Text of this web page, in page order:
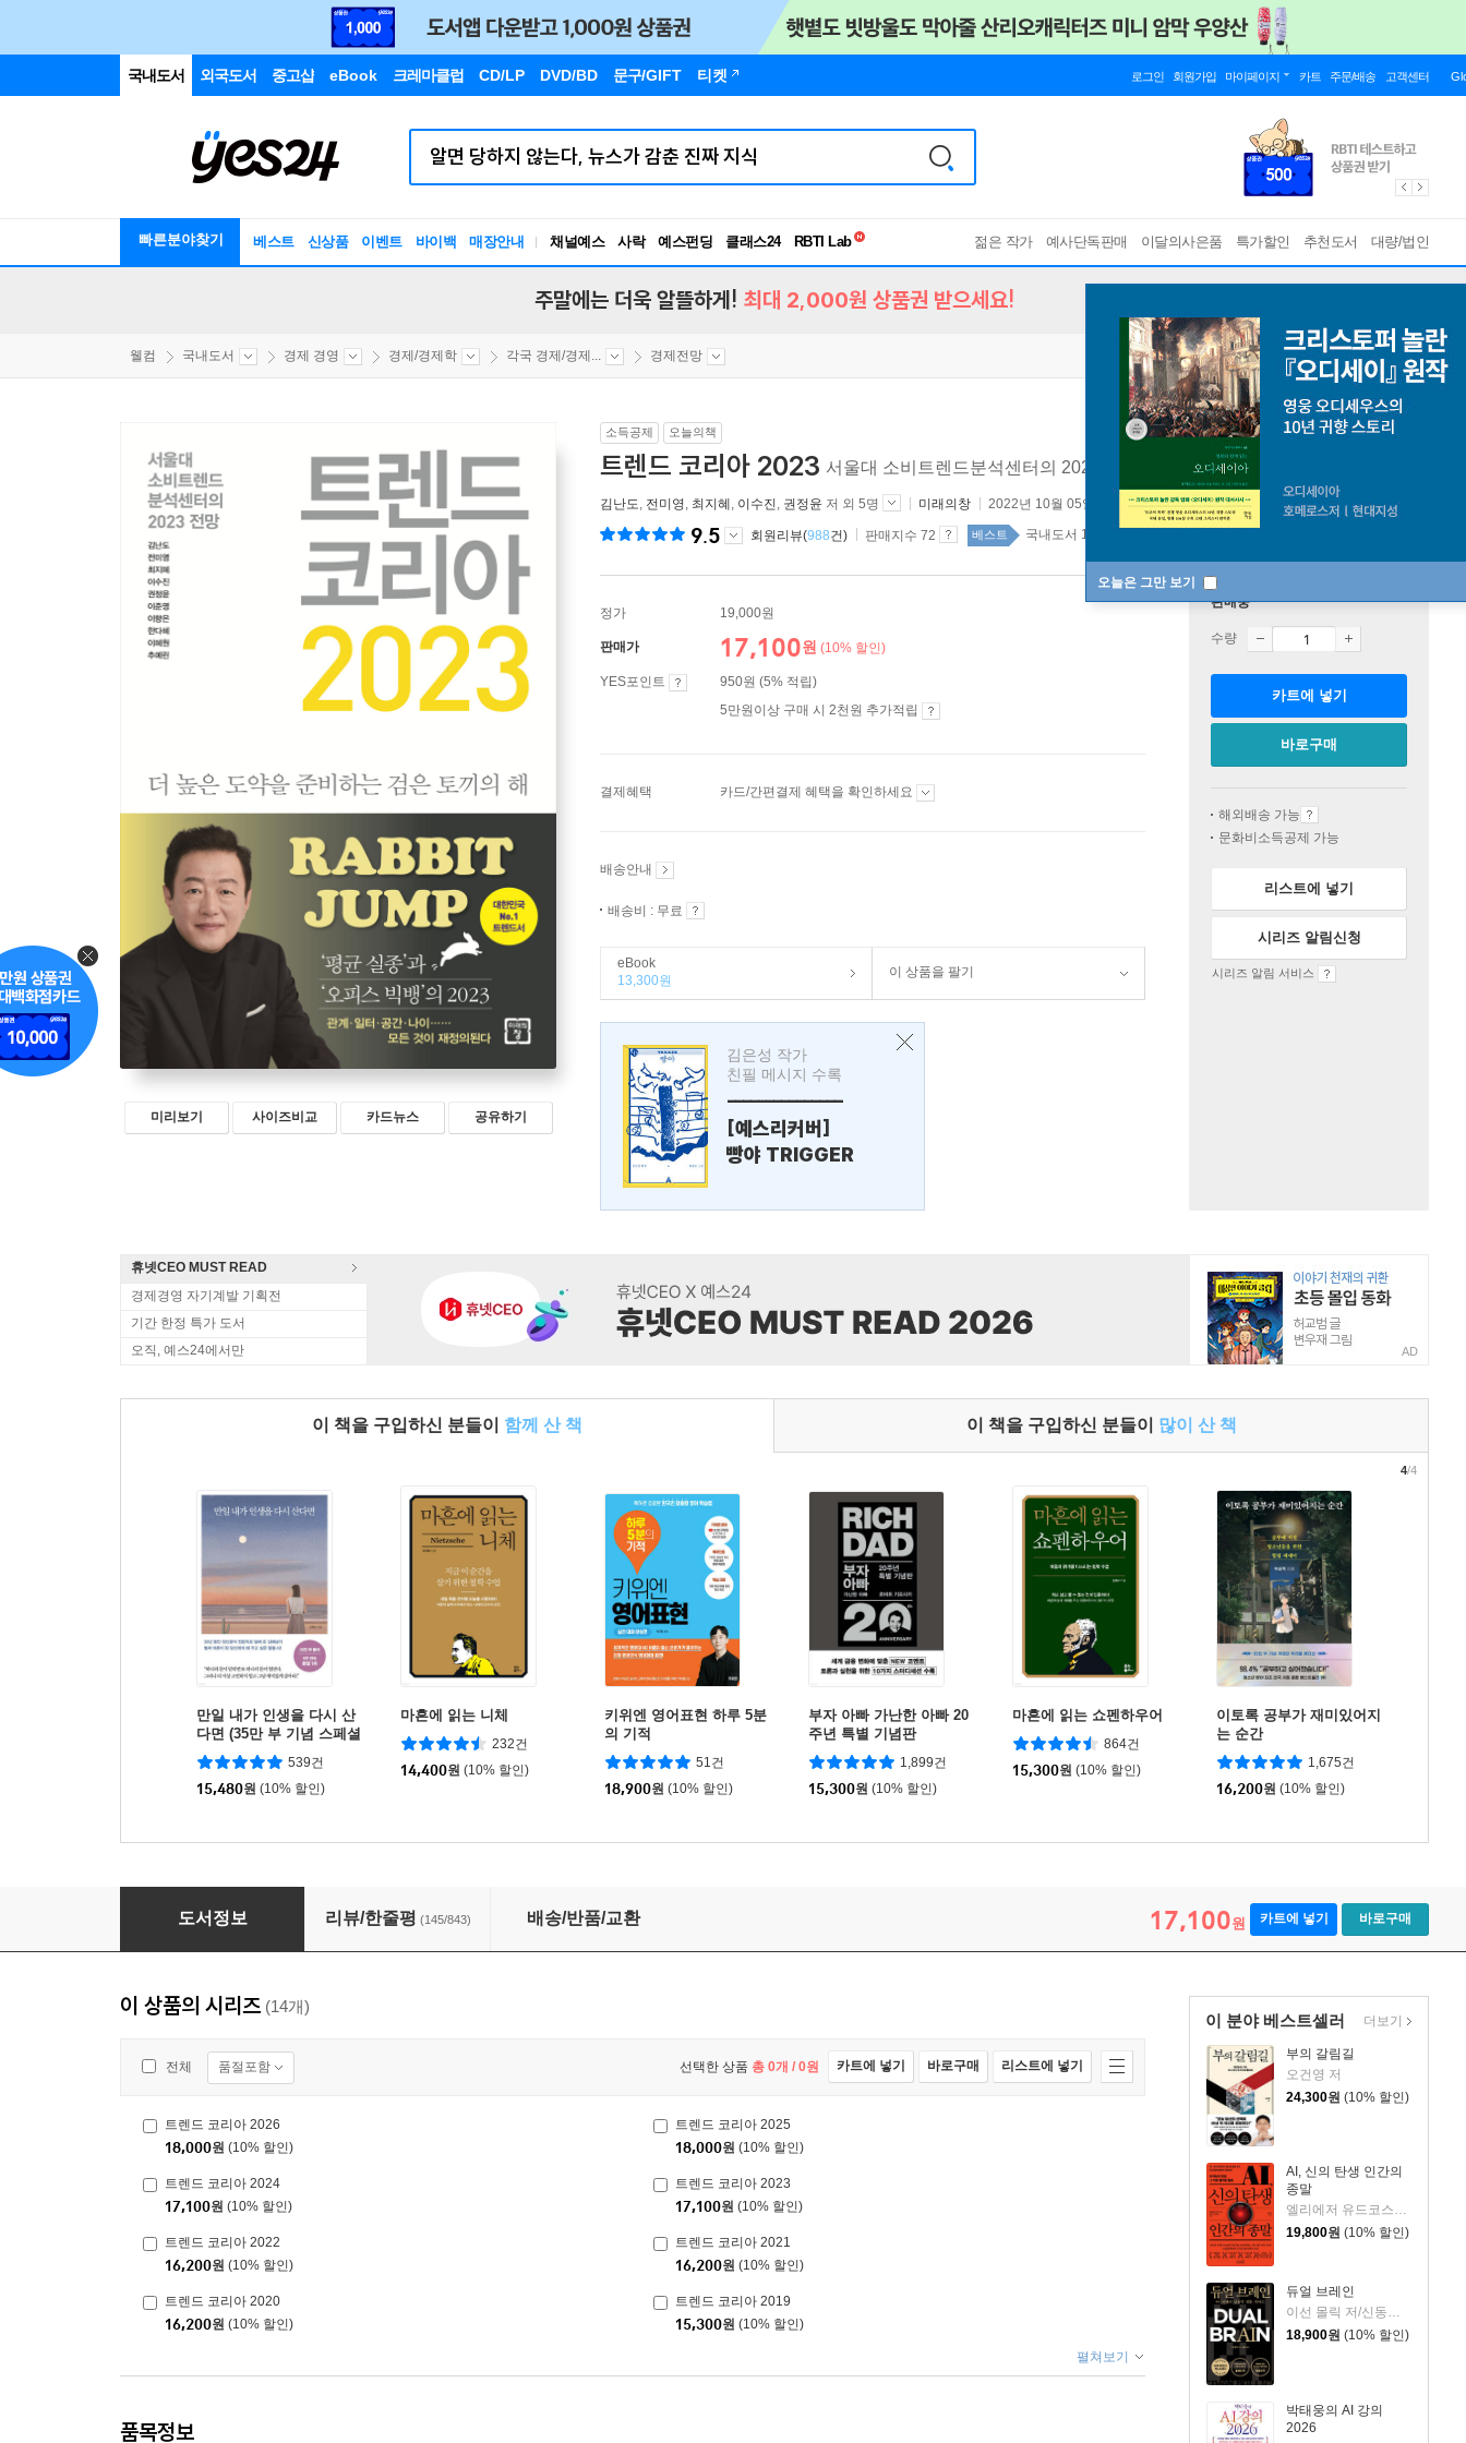
국내도서 외국도서 중고샵 eBook 크레마클럽 CD/LP DVD/BD 문구/GIFT 티켓 로그인 회원가입 마이페이지 카트 주문/배송 고객센터
빠른분야찾기 베스트 신상품 이벤트 바이백 매장안내 채널예스 사락 예스펀딩 클래스24
RBTI Lab
독서유형검사
젊은 작가 예사단독판매 이달의사은품 특가할인 추천도서 대량/법인
오늘은 그만 보기
주말에는 더욱 알뜰하게! 최대 2,000원 상품권 받으세요!
웰컴 국내도서 경제 경영 경제/경제학 각국 경제/경제... 경제전망
미리보기 사이즈비교 카드뉴스 공유하기
소득공제 오늘의책
트렌드 코리아 2023 서울대 소비트렌드분석센터의 2023 전망
김난도, 전미영, 최지혜 , 이수진 , 권정윤 저 외 5명 미래의창 2022년 10월 05일
9.5 회원리뷰(988건) 판매지수 72 베스트 국내도서 1위 8주
정가 19,000원
판매가 17,100원 (10% 할인)
YES포인트
950원 (5% 적립)
5만원이상 구매 시 2천원 추가적립
결제혜택 카드/간편결제 혜택을 확인하세요
배송안내
배송비 : 무료
eBook
13,300원
이 상품을 팔기
김은성 작가
친필 메시지 수록
---------------
[예스리커버]
빵야 TRIGGER
판매중
수량
카트에 넣기
바로구매
해외배송 가능
문화비소득공제 가능
리스트에 넣기
시리즈 알림신청
시리즈 알림 서비스
휴넷CEO MUST READ
경제경영 자기계발 기획전
기간 한정 특가 도서
오직, 예스24에서만
AD
이 책을 구입하신 분들이 함께 산 책 이 책을 구입하신 분들이 많이 산 책
만일 내가 인생을 다시 산
다면 (35만 부 기념 스페셜
에디션)
539건
15,480원 (10% 할인)
마흔에 읽는 니체
232건
14,400원 (10% 할인)
키위엔 영어표현 하루 5분
의 기적
51건
18,900원 (10% 할인)
부자 아빠 가난한 아빠 20
주년 특별 기념판
1,899건
15,300원 (10% 할인)
마흔에 읽는 쇼펜하우어
864건
15,300원 (10% 할인)
이토록 공부가 재미있어지
는 순간
1,675건
16,200원 (10% 할인)
4/4
트렌드 코리아 2023
도서정보 리뷰/한줄평 (145/843) 배송/반품/교환 17,100원 카트에 넣기 바로구매
이 분야 베스트셀러
부의 갈림길
오건영 저
24,300원 (10% 할인)
AI, 신의 탄생 인간의
종말
엘리에저 유드코스키,네이트 소아레스 공저/고영훈 역
19,800원 (10% 할인)
듀얼 브레인
이선 몰릭 저/신동숙 역
18,900원 (10% 할인)
박태웅의 AI 강의
2026
더보기
이 상품의 시리즈 (14개)
전체 품절포함 선택한 상품 총 0개 / 0원 카트에 넣기 바로구매 리스트에 넣기
트렌드 코리아 2026
18,000원 (10% 할인)
트렌드 코리아 2025
18,000원 (10% 할인)
트렌드 코리아 2024
17,100원 (10% 할인)
트렌드 코리아 2023
17,100원 (10% 할인)
트렌드 코리아 2022
16,200원 (10% 할인)
트렌드 코리아 2021
16,200원 (10% 할인)
트렌드 코리아 2020
16,200원 (10% 할인)
트렌드 코리아 2019
15,300원 (10% 할인)
펼쳐보기
품목정보